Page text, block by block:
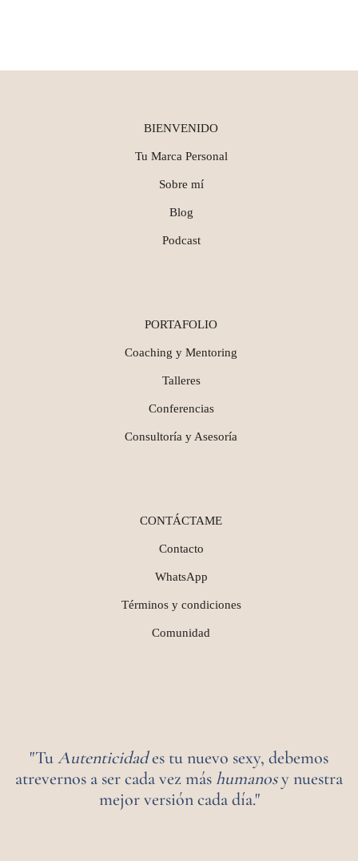
BIENVENIDO
Tu Marca Personal
Sobre mí
Blog
Podcast
PORTAFOLIO
Coaching y Mentoring
Talleres
Conferencias
Consultoría y Asesoría
CONTÁCTAME
Contacto
WhatsApp
Términos y condiciones
Comunidad
"TuAutenticidades tu nuevo sexy, debemos
atrevernos a ser cada vez máshumanosy nuestra
mejor versión cada día."